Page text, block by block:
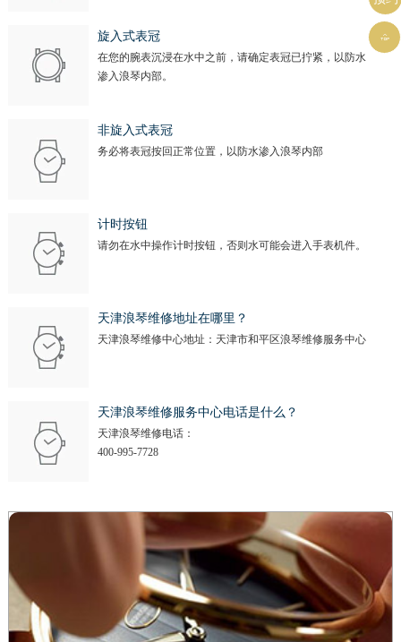
旋入式表冠
在您的腕表沉浸在水中之前，请确定表冠已拧紧，以防水
渗入浪琴内部。
非旋入式表冠
务必将表冠按回正常位置，以防水渗入浪琴内部
计时按钮
请勿在水中操作计时按钮，否则水可能会进入手表机件。
天津浪琴维修地址在哪里？
天津浪琴维修中心地址：天津市和平区浪琴维修服务中心
天津浪琴维修服务中心电话是什么？
天津浪琴维修电话：
400-995-7728
